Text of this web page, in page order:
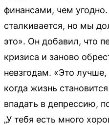
финансами, чем
сталкивается, но мы
это». Он добавил, что
кризиса и заново
невзгодам. «Это
когда жизнь
впадать в депрессию,
„У тебя есть много